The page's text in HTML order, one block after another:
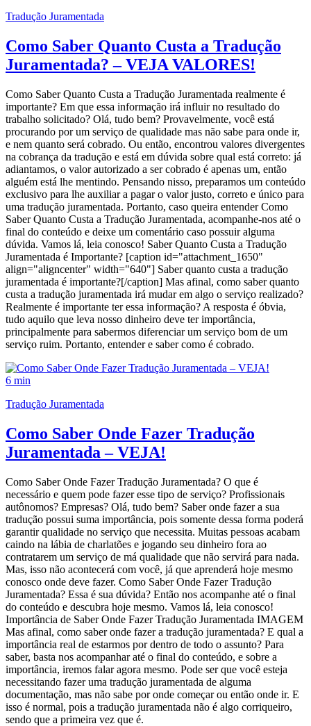
Tradução Juramentada
Como Saber Quanto Custa a Tradução
Juramentada? – VEJA VALORES!
Como Saber Quanto Custa a Tradução Juramentada realmente é
importante? Em que essa informação irá influir no resultado do
trabalho solicitado? Olá, tudo bem? Provavelmente, você está
procurando por um serviço de qualidade mas não sabe para onde ir,
e nem quanto será cobrado. Ou então, encontrou valores divergentes
na cobrança da tradução e está em dúvida sobre qual está correto: já
adiantamos, o valor autorizado a ser cobrado é apenas um, então
alguém está lhe mentindo. Pensando nisso, preparamos um conteúdo
exclusivo para lhe auxiliar a pagar o valor justo, correto e único para
uma tradução juramentada. Portanto, caso queira entender Como
Saber Quanto Custa a Tradução Juramentada, acompanhe-nos até o
final do conteúdo e deixe um comentário caso possuir alguma
dúvida. Vamos lá, leia conosco! Saber Quanto Custa a Tradução
Juramentada é Importante? [caption id="attachment_1650"
align="aligncenter" width="640"] Saber quanto custa a tradução
juramentada é importante?[/caption] Mas afinal, como saber quanto
custa a tradução juramentada irá mudar em algo o serviço realizado?
Realmente é importante ter essa informação? A resposta é óbvia,
tudo aquilo que leva nosso dinheiro deve ter importância,
principalmente para sabermos diferenciar um serviço bom de um
serviço ruim. Portanto, entender e saber como é cobrado.
6 min
Tradução Juramentada
Como Saber Onde Fazer Tradução
Juramentada – VEJA!
Como Saber Onde Fazer Tradução Juramentada? O que é
necessário e quem pode fazer esse tipo de serviço? Profissionais
autônomos? Empresas? Olá, tudo bem? Saber onde fazer a sua
tradução possui suma importância, pois somente dessa forma poderá
garantir qualidade no serviço que necessita. Muitas pessoas acabam
caindo na lábia de charlatões e jogando seu dinheiro fora ao
contratarem um serviço de má qualidade que não servirá para nada.
Mas, isso não acontecerá com você, já que aprenderá hoje mesmo
conosco onde deve fazer. Como Saber Onde Fazer Tradução
Juramentada? Essa é sua dúvida? Então nos acompanhe até o final
do conteúdo e descubra hoje mesmo. Vamos lá, leia conosco!
Importância de Saber Onde Fazer Tradução Juramentada IMAGEM
Mas afinal, como saber onde fazer a tradução juramentada? E qual a
importância real de estarmos por dentro de todo o assunto? Para
saber, basta nos acompanhar até o final do conteúdo, e sobre a
importância, iremos falar agora mesmo. Pode ser que você esteja
necessitando fazer uma tradução juramentada de alguma
documentação, mas não sabe por onde começar ou então onde ir. E
isso é normal, pois a tradução juramentada não é algo corriqueiro,
sendo que a primeira vez que é.